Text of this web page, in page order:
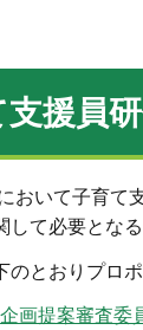
支援員
いて子育て
して必要とな
とおりプロ
企画提案審査委